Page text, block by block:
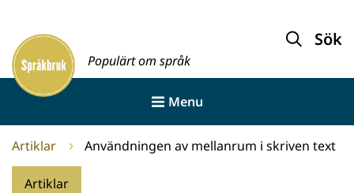
innehållet
Framsida
Populärt om språk
Sök
Menu
Artiklar Användningen av mellanrum i skriven text
Artiklar